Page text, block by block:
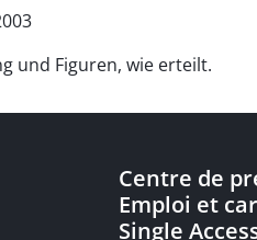
und Figuren, wie erteilt.
Centre de
Emploi et
Single